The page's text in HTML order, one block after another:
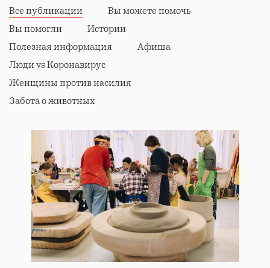
Все публикации
Вы можете помочь
Вы помогли
Истории
Полезная информация
Афиша
Люди vs Коронавирус
Женщины против насилия
Забота о животных